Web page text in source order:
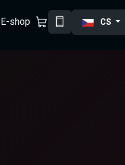
E-shop CS